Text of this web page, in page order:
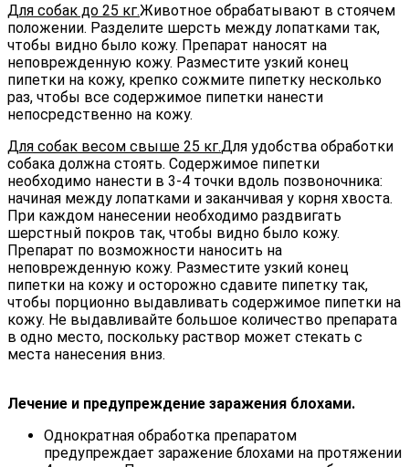
Для собак до 25 кг.Животное обрабатывают в стоячем
положении. Разделите шерсть между лопатками так,
чтобы видно было кожу. Препарат наносят на
неповрежденную кожу. Разместите узкий конец
пипетки на кожу, крепко сожмите пипетку несколько
раз, чтобы все содержимое пипетки нанести
непосредственно на кожу.
Для собак весом свыше 25 кг.Для удобства обработки
собака должна стоять. Содержимое пипетки
необходимо нанести в 3-4 точки вдоль позвоночника:
начиная между лопатками и заканчивая у корня хвоста.
При каждом нанесении необходимо раздвигать
шерстный покров так, чтобы видно было кожу.
Препарат по возможности наносить на
неповрежденную кожу. Разместите узкий конец
пипетки на кожу и осторожно сдавите пипетку так,
чтобы порционно выдавливать содержимое пипетки на
кожу. Не выдавливайте большое количество препарата
в одно место, поскольку раствор может стекать с
места нанесения вниз.
Лечение и предупреждение заражения блохами.
Однократная обработка препаратом
предупреждает заражение блохами на протяжении